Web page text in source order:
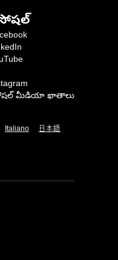
సోషల్
మీడియా ఖాతాలు
Italiano 日本語